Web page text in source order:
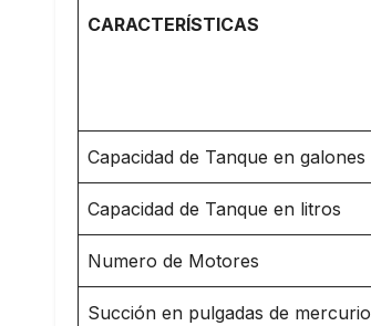
CARACTERÍSTICAS
Capacidad de Tanque en galones
Capacidad de Tanque en litros
Numero de Motores
Succión en pulgadas de mercurio